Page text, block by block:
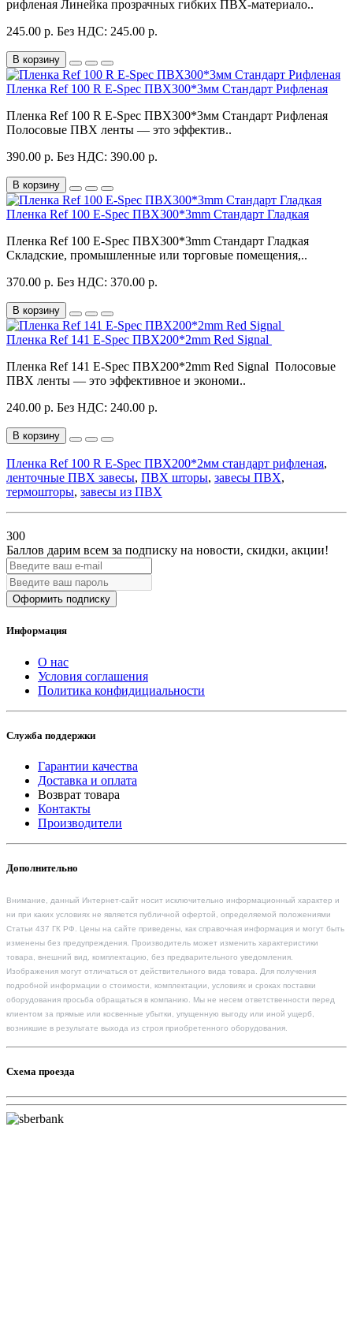
рифленая Линейка прозрачных гибких ПВХ-материало..
245.00 р. Без НДС: 245.00 р.
В корзину
Пленка Ref 100 R E-Spec ПВХ300*3мм Стандарт Рифленая
Пленка Ref 100 R E-Spec ПВХ300*3мм Стандарт Рифленая
Полосовые ПВХ ленты — это эффектив..
390.00 р. Без НДС: 390.00 р.
В корзину
Пленка Ref 100 E-Spec ПВХ300*3mm Cтандарт Гладкая
Пленка Ref 100 E-Spec ПВХ300*3mm Cтандарт Гладкая
Складские, промышленные или торговые помещения,..
370.00 р. Без НДС: 370.00 р.
В корзину
Пленка Ref 141 E-Spec ПВХ200*2mm Red Signal
Пленка Ref 141 E-Spec ПВХ200*2mm Red Signal Полосовые
ПВХ ленты — это эффективное и экономи..
240.00 р. Без НДС: 240.00 р.
В корзину
Пленка Ref 100 R E-Spec ПВХ200*2мм стандарт рифленая,
ленточные ПВХ завесы, ПВХ шторы, завесы ПВХ,
термошторы, завесы из ПВХ
300
Баллов дарим всем за подписку на новости, скидки, акции!
Оформить подписку
Информация
О нас
Условия соглашения
Политика конфидициальности
Служба поддержки
Гарантии качества
Доставка и оплата
Возврат товара
Контакты
Производители
Дополнительно
Внимание, данный Интернет-сайт носит исключительно информационный характер и
ни при каких условиях не является публичной офертой, определяемой положениями
Статьи 437 ГК РФ. Цены на сайте приведены, как справочная информация и могут быть
изменены без предупреждения. Производитель может изменить характеристики
товара, внешний вид, комплектацию, без предварительного уведомления.
Изображения могут отличаться от действительного вида товара. Для получения
подробной информации о стоимости, комплектации, условиях и сроках поставки
оборудования просьба обращаться в компанию. Мы не несем ответственности перед
клиентом за прямые или косвенные убытки, упущенную выгоду или иной ущерб,
возникшие в результате выхода из строя приобретенного оборудования.
Схема проезда